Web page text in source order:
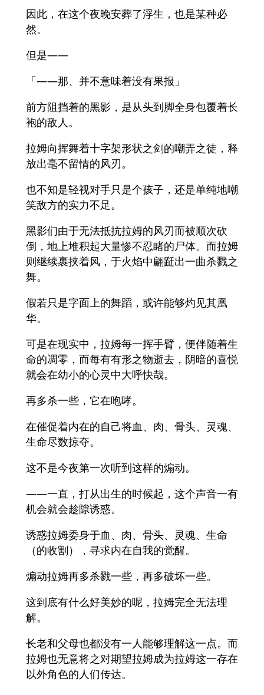
因此，在这个夜晚安葬了浮生，也是某种必
然。
但是——
「——那、并不意味着没有果报」
前方阻挡着的黑影，是从头到脚全身包覆着长
袍的敌人。
拉姆向挥舞着十字架形状之剑的嘲弄之徒，释
放出毫不留情的风刃。
也不知是轻视对手只是个孩子，还是单纯地嘲
笑敌方的实力不足。
黑影们由于无法抵抗拉姆的风刃而被顺次砍
倒，地上堆积起大量惨不忍睹的尸体。而拉姆
则继续裹挟着风，于火焰中翩跹出一曲杀戮之
舞。
假若只是字面上的舞蹈，或许能够灼见其凰
华。
可是在现实中，拉姆每一挥手臂，便伴随着生
命的凋零，而每有有形之物逝去，阴暗的喜悦
就会在幼小的心灵中大呼快哉。
再多杀一些，它在咆哮。
在催促着内在的自己将血、肉、骨头、灵魂、
生命尽数掠夺。
这不是今夜第一次听到这样的煽动。
——一直，打从出生的时候起，这个声音一有
机会就会趁隙诱惑。
诱惑拉姆委身于血、肉、骨头、灵魂、生命
（的收割），寻求内在自我的觉醒。
煽动拉姆再多杀戮一些，再多破坏一些。
这到底有什么好美妙的呢，拉姆完全无法理
解。
长老和父母也都没有一人能够理解这一点。而
拉姆也无意将之对期望拉姆成为拉姆这一存在
以外角色的人们传达。